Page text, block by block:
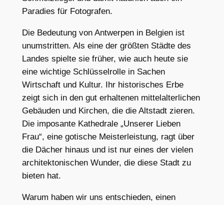
Paradies für Fotografen.
Die Bedeutung von Antwerpen in Belgien ist
unumstritten. Als eine der größten Städte des
Landes spielte sie früher, wie auch heute sie
eine wichtige Schlüsselrolle in Sachen
Wirtschaft und Kultur. Ihr historisches Erbe
zeigt sich in den gut erhaltenen mittelalterlichen
Gebäuden und Kirchen, die die Altstadt zieren.
Die imposante Kathedrale „Unserer Lieben
Frau“, eine gotische Meisterleistung, ragt über
die Dächer hinaus und ist nur eines der vielen
architektonischen Wunder, die diese Stadt zu
bieten hat.
Warum haben wir uns entschieden, einen